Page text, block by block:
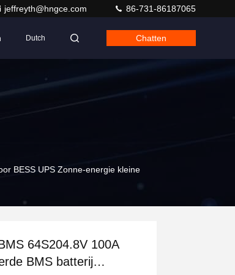
jeffreyth@hngce.com 86-731-86187065
Dutch Chatten
BESS UPS Zonne-energie kleine
64S204.8V 100A
BMS batterij